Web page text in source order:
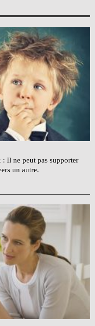
: Il ne peut pas supporter
un autre.